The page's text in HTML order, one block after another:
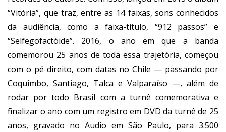
“Vitória”, que traz, entre as 14 faixas, sons conhecidos
da audiência, como a faixa-título, “912 passos” e
“Selfegofactóide”. 2016, o ano em que a banda
comemorou 25 anos de toda essa trajetória, começou
com o pé direito, com datas no Chile — passando por
Coquimbo, Santiago, Talca e Valparaíso —, além de
rodar por todo Brasil com a turnê comemorativa e
finalizar o ano com um registro em DVD da turnê de 25
anos, gravado no Audio em São Paulo, para 3.500